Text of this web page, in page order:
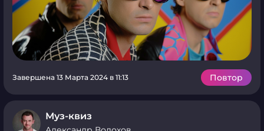
Завершена 13 Марта 2024 в 11:13 Повтор
Муз-квиз